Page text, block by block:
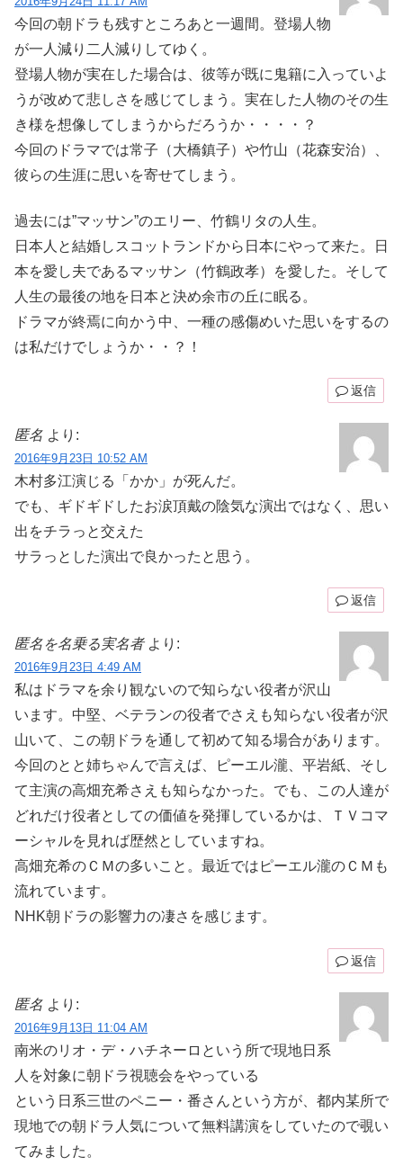
今回の朝ドラも残すところあと一週間。登場人物
が一人減り二人減りしてゆく。
登場人物が実在した場合は、彼等が既に鬼籍に入っていよ
うが改めて悲しさを感じてしまう。実在した人物のその生
き様を想像してしまうからだろうか・・・・？
今回のドラマでは常子（大橋鎮子）や竹山（花森安治）、
彼らの生涯に思いを寄せてしまう。
過去には”マッサン”のエリー、竹鶴リタの人生。
日本人と結婚しスコットランドから日本にやって来た。日
本を愛し夫であるマッサン（竹鶴政孝）を愛した。そして
人生の最後の地を日本と決め余市の丘に眠る。
ドラマが終焉に向かう中、一種の感傷めいた思いをするの
は私だけでしょうか・・？！
返信
匿名 より:
2016年9月23日 10:52 AM
木村多江演じる「かか」が死んだ。
でも、ギドギドしたお涙頂戴の陰気な演出ではなく、思い
出をチラっと交えた
サラっとした演出で良かったと思う。
返信
匿名を名乗る実名者 より:
2016年9月23日 4:49 AM
私はドラマを余り観ないので知らない役者が沢山
います。中堅、ベテランの役者でさえも知らない役者が沢
山いて、この朝ドラを通して初めて知る場合があります。
今回のとと姉ちゃんで言えば、ピーエル瀧、平岩紙、そし
て主演の高畑充希さえも知らなかった。でも、この人達が
どれだけ役者としての価値を発揮しているかは、ＴＶコマ
ーシャルを見れば歴然としていますね。
高畑充希のＣＭの多いこと。最近ではピーエル瀧のＣＭも
流れています。
NHK朝ドラの影響力の凄さを感じます。
返信
匿名 より:
2016年9月13日 11:04 AM
南米のリオ・デ・ハチネーロという所で現地日系
人を対象に朝ドラ視聴会をやっている
という日系三世のペニー・番さんという方が、都内某所で
現地での朝ドラ人気について無料講演をしていたので覗い
てみました。